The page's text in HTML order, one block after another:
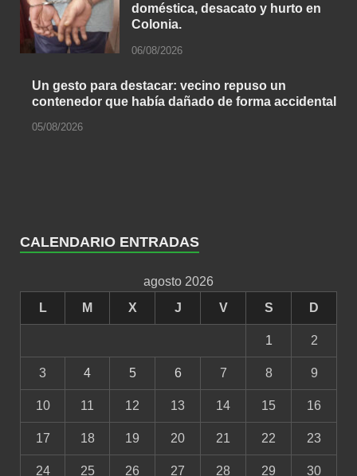
doméstica, desacato y hurto en
Colonia.
06/08/2026
Un gesto para destacar: vecino repuso un
contenedor que había dañado de forma accidental
05/08/2026
CALENDARIO ENTRADAS
agosto 2026
L
M X J V S D
1 2
3 4 5 6 7 8 9
10 11 12 13 14 15 16
17 18 19 20 21 22 23
24 25 26 27 28 29 30